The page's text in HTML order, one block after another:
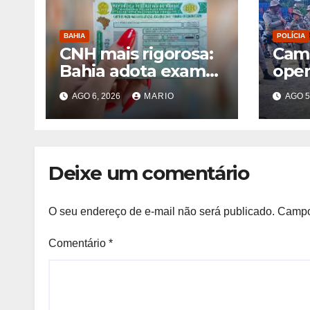
BAHIA
CNH mais rigorosa:
Bahia adota exame
toxicológico para
novos motoristas
das categorias A e B
AGO 6, 2026 MARIO
POLÍCIA
AGO
Deixe um comentário
O seu endereço de e-mail não será publicado.
Comentário *